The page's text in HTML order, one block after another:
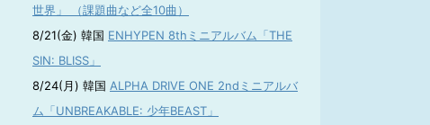
世界」 （課題曲など全10曲）
8/21(金) 韓国 ENHYPEN 8thミニアルバム「THE
SIN: BLISS」
8/24(月) 韓国 ALPHA DRIVE ONE 2ndミニアルバ
ム「UNBREAKABLE: 少年BEAST」